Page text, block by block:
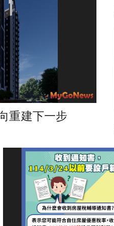
重建下一步